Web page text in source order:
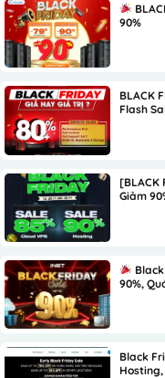
90%
BLACK
Flash
[BLACK
Giảm
90%,
Black